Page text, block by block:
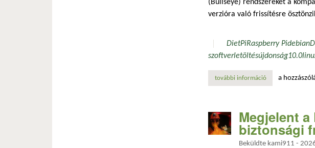
(Bullseye) rendszereket a
verzióra való frissítésre
DietPiRaspberry Pidebian
szoftverletöltésújdonság10.0
további információmegjelent a
a
Megjelent a
biztonsági
Beküldte kami911 -